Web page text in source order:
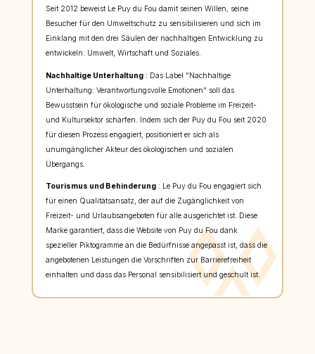
Seit 2012 beweist Le Puy du Fou damit seinen Willen, seine
Besucher für den Umweltschutz zu sensibilisieren und sich im
Einklang mit den drei Säulen der nachhaltigen Entwicklung zu
entwickeln: Umwelt, Wirtschaft und Soziales.
Nachhaltige Unterhaltung: Das Label "Nachhaltige
Unterhaltung: Verantwortungsvolle Emotionen" soll das
Bewusstsein für ökologische und soziale Probleme im Freizeit-
und Kultursektor schärfen. Indem sich der Puy du Fou seit 2020
für diesen Prozess engagiert, positioniert er sich als
unumgänglicher Akteur des ökologischen und sozialen
Übergangs.
Tourismus und Behinderung: Le Puy du Fou engagiert sich
für einen Qualitätsansatz, der auf die Zugänglichkeit von
Freizeit- und Urlaubsangeboten für alle ausgerichtet ist. Diese
Marke garantiert, dass die Website von Puy du Fou dank
spezieller Piktogramme an die Bedürfnisse angepasst ist, dass die
angebotenen Leistungen die Vorschriften zur Barrierefreiheit
einhalten und dass das Personal sensibilisiert und geschult ist.